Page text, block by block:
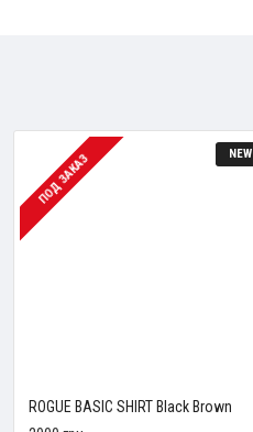
NEW
ПОД ЗАКАЗ
ROGUE BASIC SHIRT Black Brown